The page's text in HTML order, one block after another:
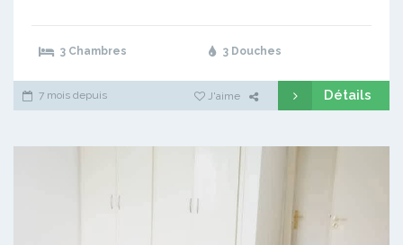
3 Chambres 3 Douches
7 mois depuis J'aime Détails